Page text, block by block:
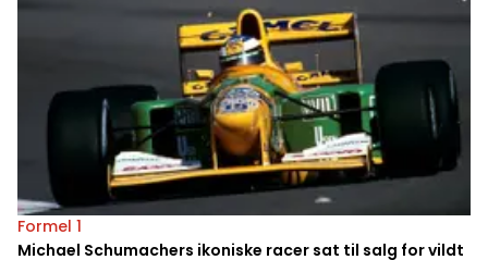
Formel 1
Michael Schumachers ikoniske racer sat til salg for vildt